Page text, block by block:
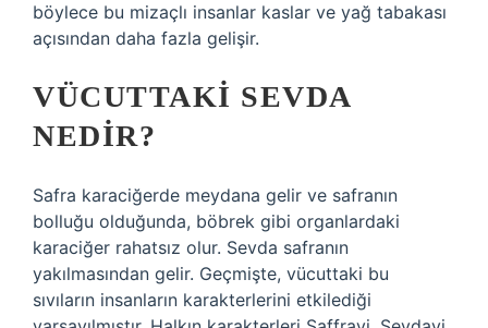
böylece bu mizaçlı insanlar kaslar ve yağ tabakası
açısından daha fazla gelişir.
VÜCUTTAKI SEVDA
NEDIR?
Safra karaciğerde meydana gelir ve safranın
bolluğu olduğunda, böbrek gibi organlardaki
karaciğer rahatsız olur. Sevda safranın
yakılmasından gelir. Geçmişte, vücuttaki bu
sıvıların insanların karakterlerini etkilediği